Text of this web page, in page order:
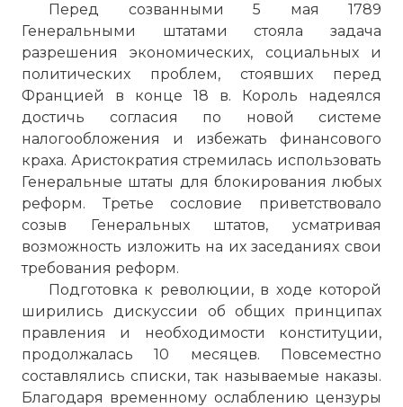
Перед созванными 5 мая 1789
Генеральными штатами стояла задача
разрешения экономических, социальных и
политических проблем, стоявших перед
Францией в конце 18 в. Король надеялся
достичь согласия по новой системе
налогообложения и избежать финансового
краха. Аристократия стремилась использовать
Генеральные штаты для блокирования любых
реформ. Третье сословие приветствовало
созыв Генеральных штатов, усматривая
возможность изложить на их заседаниях свои
требования реформ.
Подготовка к революции, в ходе которой
ширились дискуссии об общих принципах
правления и необходимости конституции,
продолжалась 10 месяцев. Повсеместно
составлялись списки, так называемые наказы.
Благодаря временному ослаблению цензуры